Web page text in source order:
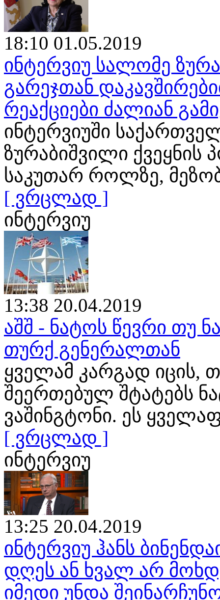
18:10 01.05.2019
ინტერვიუ სალომე
გარეჯთან
რეაქციები ძალიან
ინტერვიუში
ზურაბიშვილი ქვეყნის
საკუთარ როლზე,
[ ვრცლად ]
ინტერვიუ
13:38 20.04.2019
აშშ - ნატოს წევრი თუ
თურქ გენერალთან
ყველამ კარგად იცის,
შეერთებულ შტატებს
ვაშინგტონი. ეს
[ ვრცლად ]
ინტერვიუ
13:25 20.04.2019
ინტერვიუ ჰანს
დღეს ან ხვალ არ
იმედი უნდა